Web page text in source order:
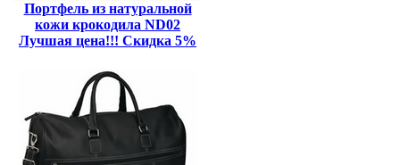
Портфель из натуральной
кожи крокодила ND02
Лучшая цена!!! Скидка 5%